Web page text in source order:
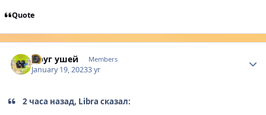
Quote
Друг ушей Members
January 19, 20233 yr
2 часа назад, Libra сказал: